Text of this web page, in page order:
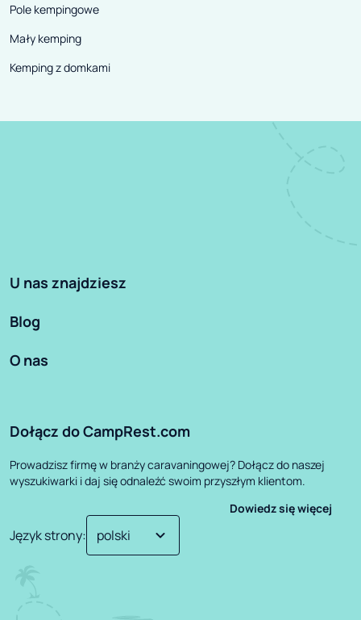
Pole kempingowe
Mały kemping
Kemping z domkami
U nas znajdziesz
Blog
O nas
Dołącz do CampRest.com
Prowadzisz firmę w branży caravaningowej? Dołącz do naszej
wyszukiwarki i daj się odnaleźć swoim przyszłym klientom.
Dowiedz się więcej
Język strony: